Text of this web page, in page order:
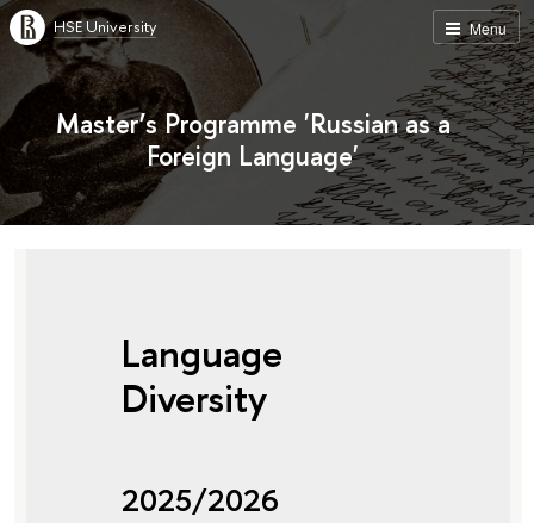
Menu
HSE University
Master’s Programme 'Russian as a
Foreign Language'
Language
Diversity
2025/2026